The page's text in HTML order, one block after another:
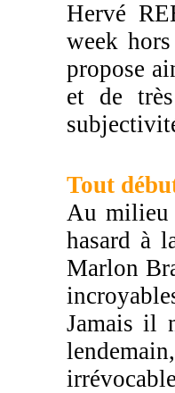
Hervé
week
propose
et de
Tout
Au milieu
hasard à
Marlon
Jamais il